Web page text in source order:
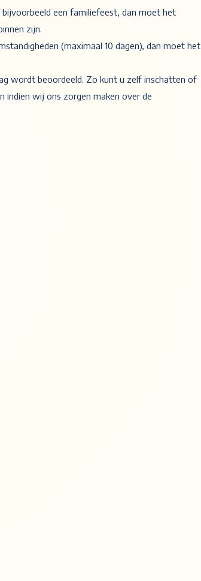
een familiefeest, dan moet het
zijn.
(maximaal 10 dagen), dan moet het
wordt beoordeeld. Zo kunt u zelf inschatten of
indien wij ons zorgen maken over de